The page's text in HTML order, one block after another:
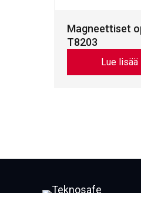
Magneettiset
T8203
Lue lisää